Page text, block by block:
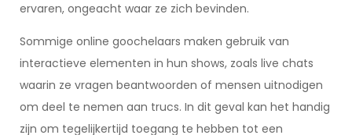
ervaren, ongeacht waar ze zich bevinden.
Sommige online goochelaars maken gebruik van
interactieve elementen in hun shows, zoals live chats
waarin ze vragen beantwoorden of mensen uitnodigen
om deel te nemen aan trucs. In dit geval kan het handig
zijn om tegelijkertijd toegang te hebben tot een